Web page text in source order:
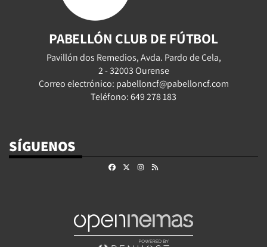
PABELLÓN CLUB DE FÚTBOL
Pavillón dos Remedios, Avda. Pardo de Cela,
2 - 32003 Ourense
Correo electrónico: pabelloncf@pabelloncf.com
Teléfono: 649 278 183
SÍGUENOS
FacebookInstagram